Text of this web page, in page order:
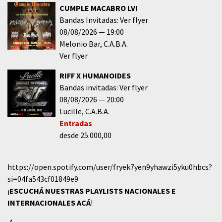
CUMPLE MACABRO LVI
Bandas Invitadas: Ver flyer
08/08/2026
19:00
Melonio Bar C.A.B.A.
Ver flyer
RIFF X HUMANOIDES
Bandas invitadas: Ver flyer
08/08/2026
20:00
Lucille C.A.B.A.
Entradas
desde 25.000,00
https://open.spotify.com/user/fryek7yen9yhawzi5yku0hbcs?
si=04fa543cf01849e9
¡ESCUCHÁ NUESTRAS PLAYLISTS NACIONALES E
INTERNACIONALESACÁ!